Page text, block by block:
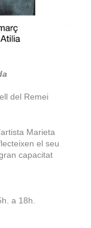
del Remei
Marieta
el seu
capacitat
a 18h.